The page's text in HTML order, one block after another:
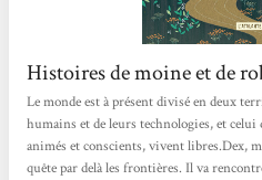
Histoires de moine et de
Le monde est à présent divisé en deux
humains et de leurs technologies, et celui
animés et conscients, vivent libres.Dex,
quête par delà les frontières. Il va